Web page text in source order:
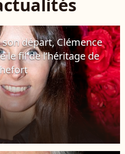
départ, Clémence
le fil de l’héritage de